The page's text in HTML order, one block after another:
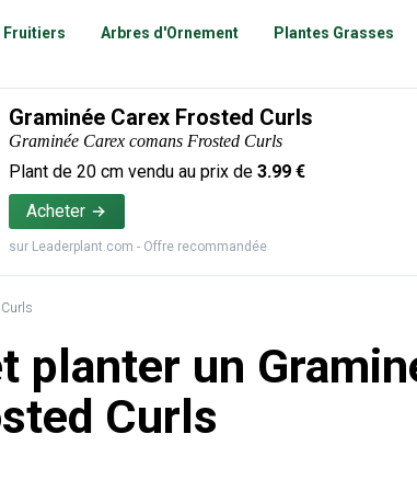
Fruitiers Arbres d'Ornement Plantes Grasses
Graminée Carex Frosted Curls
Graminée Carex comans Frosted Curls
Plant de 20 cm vendu au prix de 3.99 €
Acheter
sur Leaderplant.com - Offre recommandée
planter un
Curls